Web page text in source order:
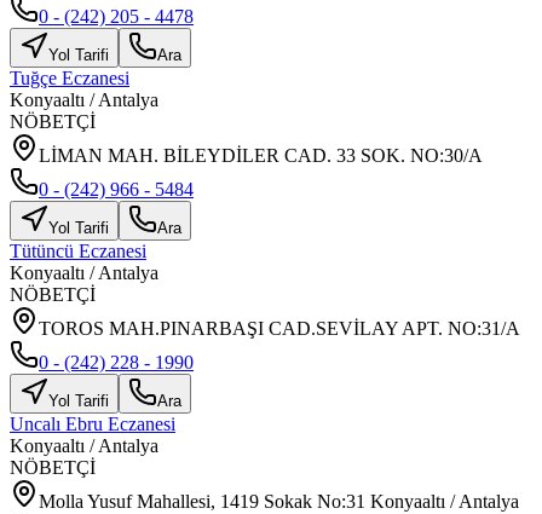
0 - (242) 205 - 4478
Yol Tarifi Ara
Tuğçe Eczanesi
Konyaaltı /Antalya
NÖBETÇİ
LİMAN MAH. BİLEYDİLER CAD. 33 SOK. NO:30/A
0 - (242) 966 - 5484
Yol Tarifi Ara
Tütüncü Eczanesi
Konyaaltı /Antalya
NÖBETÇİ
TOROS MAH.PINARBAŞI CAD.SEVİLAY APT. NO:31/A
0 - (242) 228 - 1990
Yol Tarifi Ara
Uncalı Ebru Eczanesi
Konyaaltı /Antalya
NÖBETÇİ
Molla Yusuf Mahallesi, 1419 Sokak No:31 Konyaaltı / Antalya